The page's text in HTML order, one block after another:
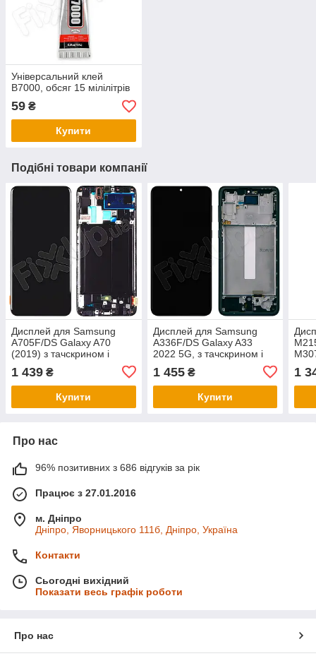
Універсальний клей
B7000, обсяг 15 мілілітрів
59 ₴
Купити
Подібні товари компанії
Дисплей для Samsung
A705F/DS Galaxy A70
(2019) з тачскрином і
чорний, OLED small LCD
1 439 ₴
Купити
Дисплей для Samsung
A336F/DS Galaxy A33
2022 5G, з тачскрином і
чорний, OLED small LCD
1 455₴
Купити
1
Про нас
96% позитивних з 686 відгуків за рік
Працює з 27.01.2016
м. Дніпро
Дніпро, Яворницького 111б, Дніпро, Україна
Контакти
Сьогодні вихідний
Показати весь графік роботи
Про нас